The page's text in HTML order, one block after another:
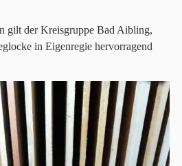
gilt der Kreisgruppe Bad Aibling,
in Eigenregie hervorragend